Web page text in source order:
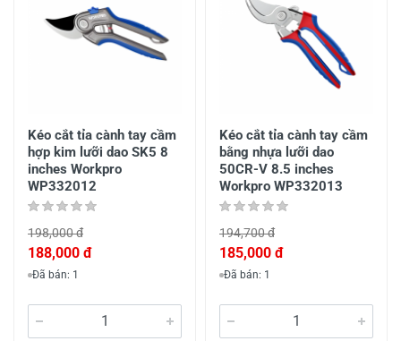
Kéo cắt tỉa cành tay cầm
hợp kim lưỡi dao SK5 8
inches Workpro
WP332012
198,000 đ
188,000 đ
Đã bán: 1
Kéo cắt tỉa cành tay cầm
bằng nhựa lưỡi dao
50CR-V 8.5 inches
Workpro WP332013
194,700 đ
185,000 đ
Đã bán: 1